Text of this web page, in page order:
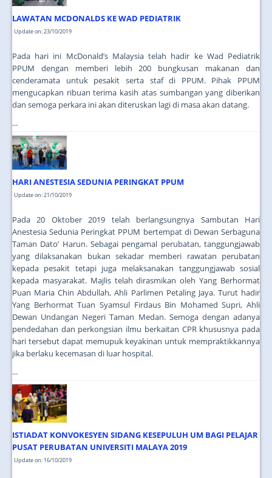
LAWATAN MCDONALDS KE WAD PEDIATRIK
Update on: 23/10/2019
Pada hari ini McDonald’s Malaysia telah hadir ke Wad Pediatrik
PPUM dengan memberi lebih 200 bungkusan makanan dan
cenderamata untuk pesakit serta staf di PPUM. Pihak PPUM
mengucapkan ribuan terima kasih atas sumbangan yang diberikan
dan semoga perkara ini akan diteruskan lagi di masa akan datang.
...
HARI ANESTESIA SEDUNIA PERINGKAT PPUM
Update on: 21/10/2019
Pada 20 Oktober 2019 telah berlangsungnya Sambutan Hari
Anestesia Sedunia Peringkat PPUM bertempat di Dewan Serbaguna
Taman Dato’ Harun. Sebagai pengamal perubatan, tanggungjawab
yang dilaksanakan bukan sekadar memberi rawatan perubatan
kepada pesakit tetapi juga melaksanakan tanggungjawab sosial
kepada masyarakat. Majlis telah dirasmikan oleh Yang Berhormat
Puan Maria Chin Abdullah, Ahli Parlimen Petaling Jaya. Turut hadir
Yang Berhormat Tuan Syamsul Firdaus Bin Mohamed Supri, Ahli
Dewan Undangan Negeri Taman Medan. Semoga dengan adanya
pendedahan dan perkongsian ilmu berkaitan CPR khususnya pada
hari tersebut dapat memupuk keyakinan untuk mempraktikkannya
jika berlaku kecemasan di luar hospital.
...
ISTIADAT KONVOKESYEN SIDANG KESEPULUH UM BAGI PELAJAR
PUSAT PERUBATAN UNIVERSITI MALAYA 2019
Update on: 16/10/2019